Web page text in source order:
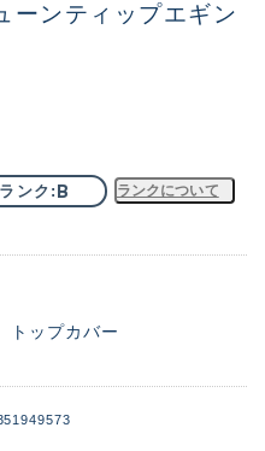
ーンティップエギン
ランク B ランクについて
トップカバー